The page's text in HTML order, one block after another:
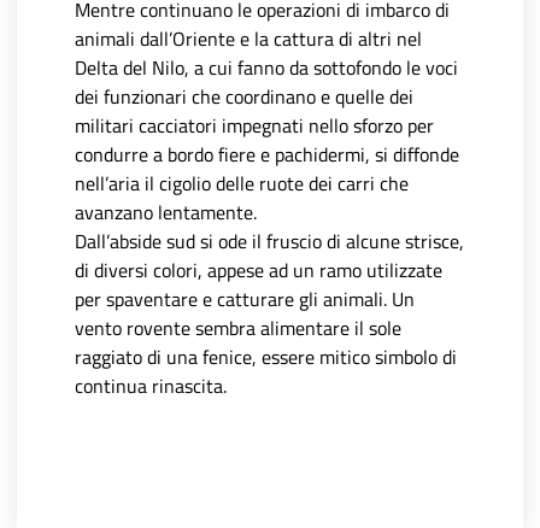
Mentre continuano le operazioni di imbarco di
animali dall’Oriente e la cattura di altri nel
Delta del Nilo, a cui fanno da sottofondo le voci
dei funzionari che coordinano e quelle dei
militari cacciatori impegnati nello sforzo per
condurre a bordo fiere e pachidermi, si diffonde
nell’aria il cigolio delle ruote dei carri che
avanzano lentamente.
Dall’abside sud si ode il fruscio di alcune strisce,
di diversi colori, appese ad un ramo utilizzate
per spaventare e catturare gli animali. Un
vento rovente sembra alimentare il sole
raggiato di una fenice, essere mitico simbolo di
continua rinascita.